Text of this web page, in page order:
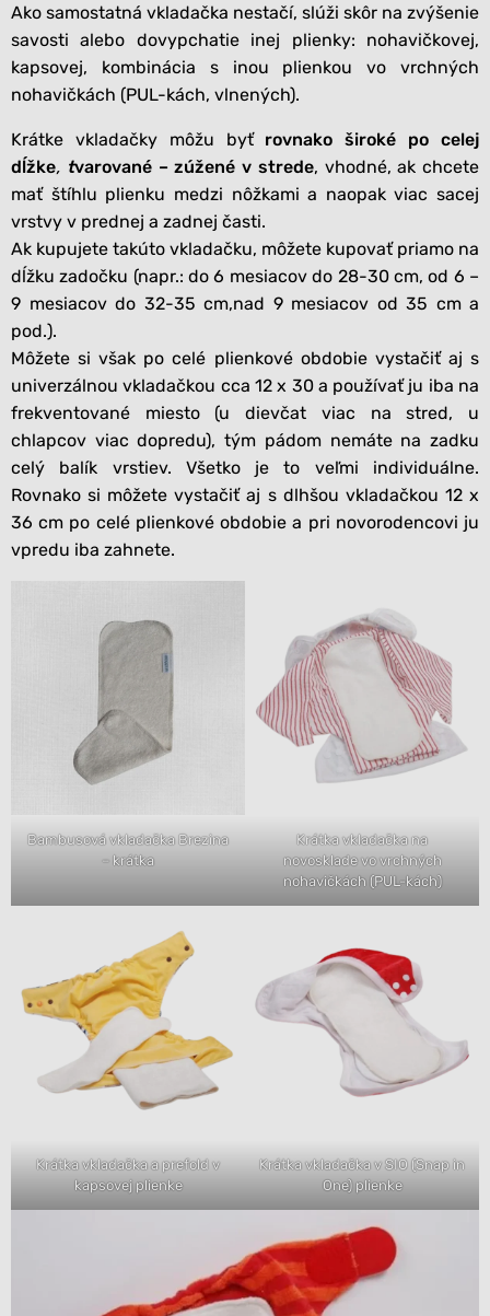
Ako samostatná vkladačka nestačí, slúži skôr na zvýšenie
savosti alebo dovypchatie inej plienky: nohavičkovej,
kapsovej, kombinácia s inou plienkou vo vrchných
nohavičkách (PUL-kách, vlnených).
Krátke vkladačky môžu byťrovnako široké po celej
dĺžke, tvarované – zúžené v strede, vhodné, ak chcete
mať štíhlu plienku medzi nôžkami a naopak viac sacej
vrstvy v prednej a zadnej časti.
Ak kupujete takúto vkladačku, môžete kupovať priamo na
dĺžku zadočku (napr.: do 6 mesiacov do 28-30 cm, od 6 –
9 mesiacov do 32-35 cm,nad 9 mesiacov od 35 cm a
pod.).
Môžete si však po celé plienkové obdobie vystačiť aj s
univerzálnou vkladačkou cca 12 x 30 a používať ju iba na
frekventované miesto (u dievčat viac na stred, u
chlapcov viac dopredu), tým pádom nemáte na zadku
celý balík vrstiev. Všetko je to veľmi individuálne.
Rovnako si môžete vystačiť aj s dlhšou vkladačkou 12 x
36 cm po celé plienkové obdobie a pri novorodencovi ju
vpredu iba zahnete.
Bambusová vkladačka Brezina
– krátka
Krátka vkladačka na
novosklade vo vrchných
nohavičkách (PUL-kách)
Krátka vkladačka a prefold v
kapsovej plienke
Krátka vkladačka v SIO (Snap in
One) plienke